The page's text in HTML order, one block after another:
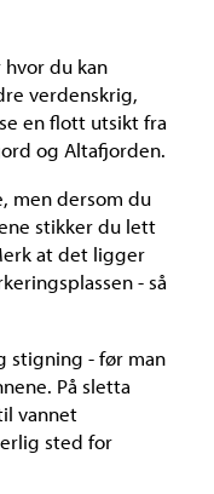
du kan
verdenskrig,
en flott utsikt fra
og Altafjorden.
men dersom du
stikker du lett
at det ligger
- så
stigning - før man
På sletta
vannet
sted for